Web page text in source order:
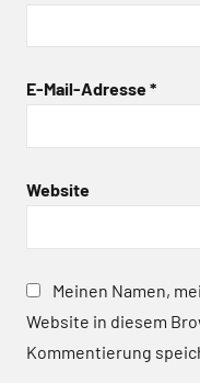
E-Mail-Adresse*
Website
Meinen Namen,
Website in diesem
Kommentierung